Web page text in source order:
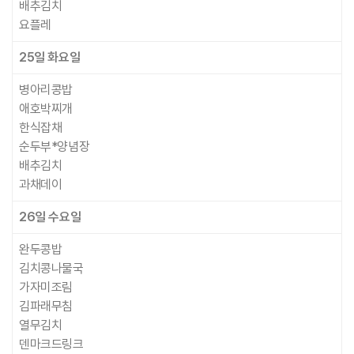
배추김치
요플레
25일화요일
병아리콩밥
애호박찌개
한식잡채
순두부*양념장
배추김치
과채데이
26일수요일
완두콩밥
김치콩나물국
가자미조림
김파래무침
열무김치
덴마크드링크